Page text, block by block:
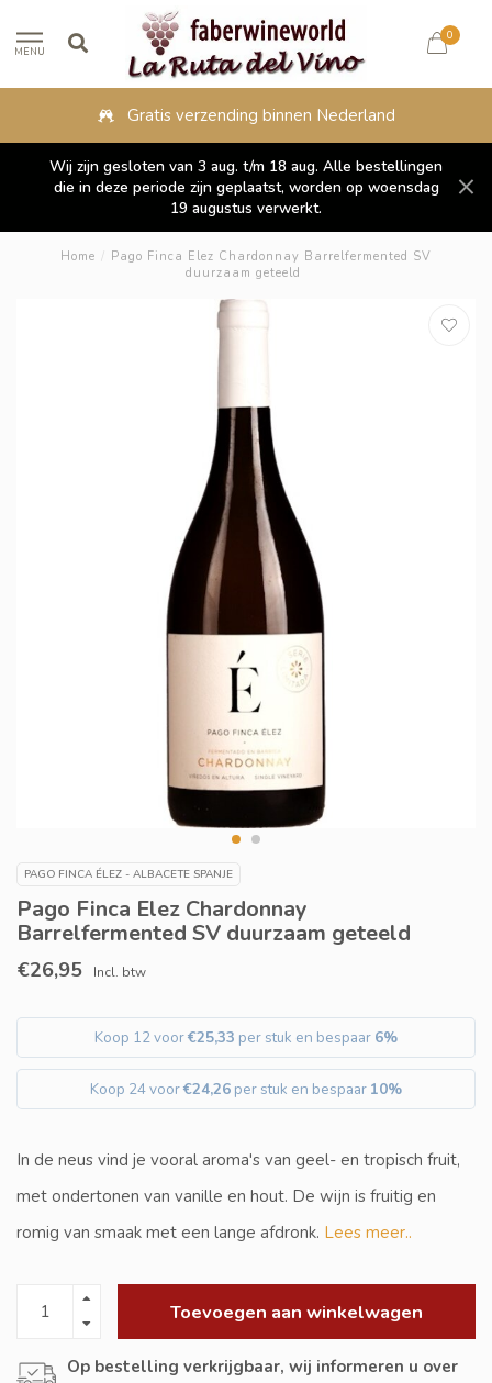
MENU
0
Gratis verzending binnen Nederland
Wij zijn gesloten van 3 aug. t/m 18 aug. Alle bestellingen
die in deze periode zijn geplaatst, worden op woensdag
19 augustus verwerkt.
Home / Pago Finca Elez Chardonnay Barrelfermented SV
duurzaam geteeld
PAGO FINCA ÉLEZ - ALBACETE SPANJE
Pago Finca Elez Chardonnay
Barrelfermented SV duurzaam geteeld
€26,95 Incl. btw
Koop 12 voor€25,33 per stuk en bespaar 6%
Koop 24 voor€24,26 per stuk en bespaar 10%
In de neus vind je vooral aroma's van geel- en tropisch fruit,
met ondertonen van vanille en hout. De wijn is fruitig en
romig van smaak met een lange afdronk. Lees meer..
Toevoegen aan winkelwagen
Op bestelling verkrijgbaar, wij informeren u over